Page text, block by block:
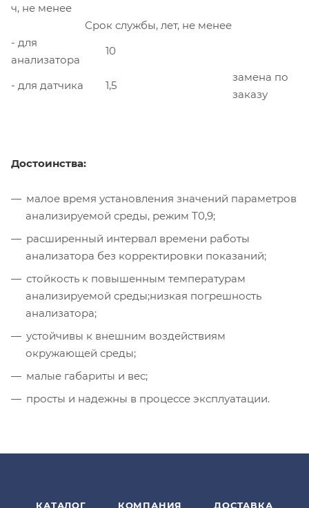
ч, не менее
Срок службы, лет, не менее
- для
анализатора
10
- для датчика 1,5
замена по
заказу
Достоинства:
малое время установления значений параметров
анализируемой среды, режим Т0,9;
расширенный интервал времени работы
анализатора без корректировки показаний;
стойкость к повышенным температурам
анализируемой среды;низкая погрешность
анализатора;
устойчивы к внешним воздействиям
окружающей среды;
малые габариты и вес;
просты и надежны в процессе эксплуатации.
КАТАЛОГ КОМПАНИЯ ДОСТАВКА